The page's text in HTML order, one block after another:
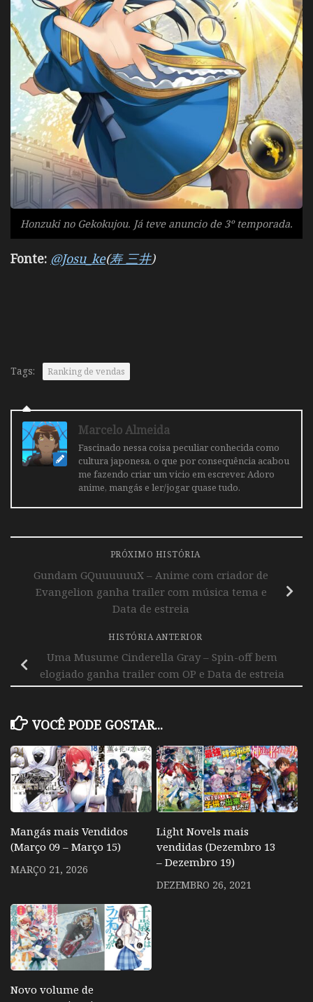
Honzuki no Gekokujou. Já teve anuncio de 3º temporada.
Fonte: @Josu_ke(寿 三井)
Tags: Ranking de vendas
Marcelo Almeida
Fascinado nessa coisa peculiar conhecida como
cultura japonesa, o que por consequência acabou
me fazendo criar um vicio em escrever. Adoro
anime, mangás e ler/jogar quase tudo.
PRÓXIMO HISTÓRIA
Gundam GQuuuuuuX – Anime com criador de
Evangelion ganha trailer com música tema e
Data de estreia
HISTÓRIA ANTERIOR
Uma Musume Cinderella Gray – Spin-off bem
elogiado ganha trailer com OP e Data de estreia
VOCÊ PODE GOSTAR...
Mangás mais Vendidos
(Março 09 – Março 15)
MARÇO 21, 2026
Light Novels mais
vendidas (Dezembro 13
– Dezembro 19)
DEZEMBRO 26, 2021
Novo volume de